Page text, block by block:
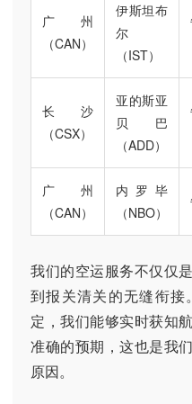
广州
（CAN）
伊斯坦布
尔
（IST）
长沙
（CSX）
亚的斯亚
贝巴
（ADD）
广州
（CAN）
内罗毕
（NBO）
我们的空运服务不仅仅
到报关清关的无缝衔
定，我们能够实时获知
准确的预期，这也是我
原因。